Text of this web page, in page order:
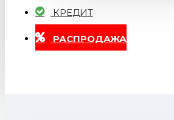
КРЕДИТ
РАСПРОДАЖА